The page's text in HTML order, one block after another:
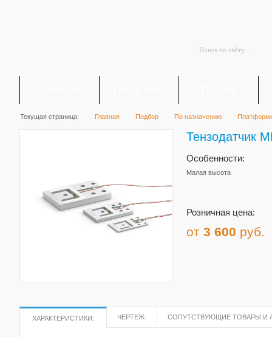
Текущая страница: Главная Подбор По назначению
Тензодатчик
Особенности:
Малая высота
Розничная цена:
от 3 600 руб.
ХАРАКТЕРИСТИКИ: ЧЕРТЕЖ: СОПУТСТВУЮЩИЕ ТОВАРЫ И